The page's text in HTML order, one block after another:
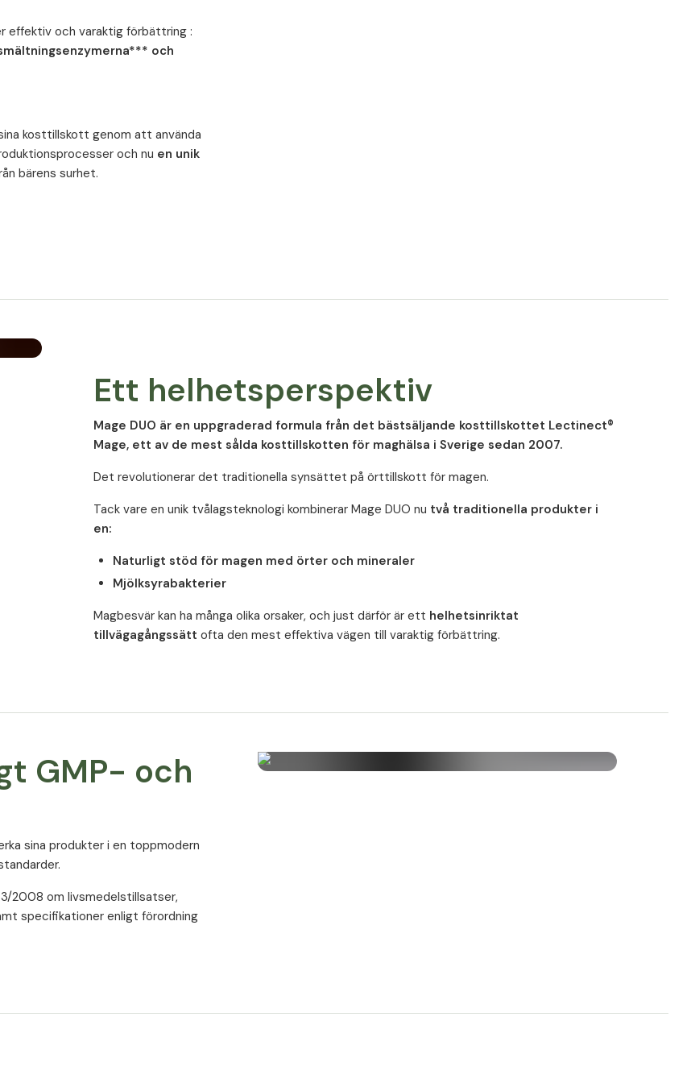
Vitamin A
*% av DRI (referensvärde för näringsämnen) enligt EU:s förordningar
effektiv och varaktig förbättring :
och
kosttillskott genom att använda
och nu en unik
bärens surhet.
Ett helhetsperspektiv
Mage DUO är en uppgraderad formula från det bästsäljande kosttillskottet Lectinect®
Mage, ett av de mest sålda kosttillskotten för maghälsa i Sverige sedan 2007.
Det revolutionerar det traditionella synsättet på örttillskott för magen.
Tack vare en unik tvålagsteknologi kombinerar Mage DUO nu två traditionella produkter i
en:
Naturligt stöd för magen med örter och mineraler
Mjölksyrabakterier
Magbesvär kan ha många olika orsaker, och just därför är ett helhetsinriktat
tillvägagångssätt ofta den mest effektiva vägen till varaktig förbättring.
GMP- och
sina produkter i en toppmodern
2008 om livsmedelstillsatser,
specifikationer enligt förordning